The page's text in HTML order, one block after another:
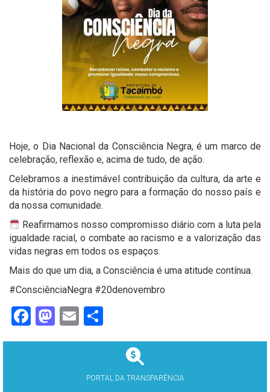
Hoje, o Dia Nacional da Consciência Negra, é um marco de
celebração, reflexão e, acima de tudo, de ação.
Celebramos a inestimável contribuição da cultura, da arte e
da história do povo negro para a formação do nosso país e
da nossa comunidade.
Reafirmamos nosso compromisso diário com a luta pela
igualdade racial, o combate ao racismo e a valorização das
vidas negras em todos os espaços.
Mais do que um dia, a Consciência é uma atitude contínua.
#ConsciênciaNegra #20denovembro
Facebook
Mastodon
Email
PORTAL DA TRANSPARÊNCIA